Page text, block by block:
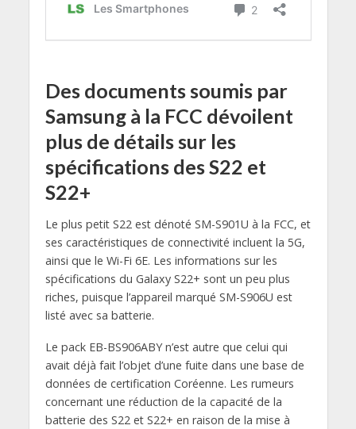
Des documents soumis par
Samsung à la FCC dévoilent
plus de détails sur les
spécifications des S22 et
S22+
Le plus petit S22 est dénoté SM-S901U à la FCC, et
ses caractéristiques de connectivité incluent la 5G,
ainsi que le Wi-Fi 6E. Les informations sur les
spécifications du Galaxy S22+ sont un peu plus
riches, puisque l’appareil marqué SM-S906U est
listé avec sa batterie.
Le pack EB-BS906ABY n’est autre que celui qui
avait déjà fait l’objet d’une fuite dans une base de
données de certification Coréenne. Les rumeurs
concernant une réduction de la capacité de la
batterie des S22 et S22+ en raison de la mise à